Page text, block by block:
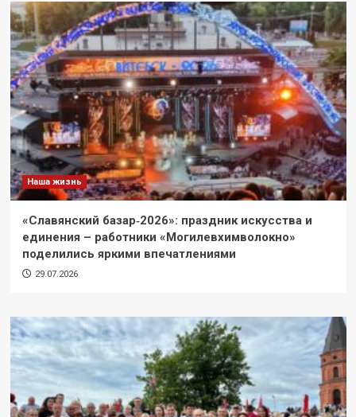
Наша жизнь
«Славянский базар‑2026»: праздник искусства и
единения – работники «Могилевхимволокно»
поделились яркими впечатлениями
29.07.2026